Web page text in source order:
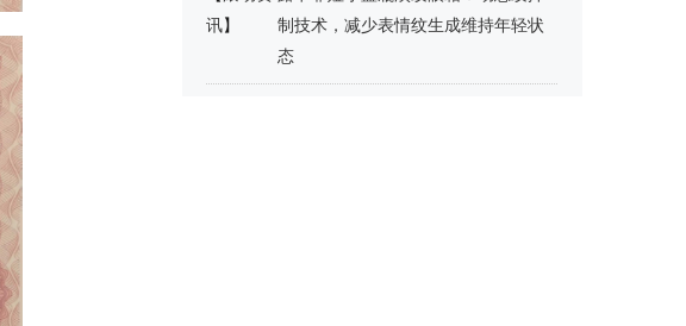
讯】
制技术，减少表情纹生成维持年轻状
态